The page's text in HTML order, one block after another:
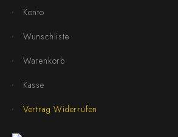
Konto
Wunschliste
Warenkorb
Kasse
Vertrag Widerrufen